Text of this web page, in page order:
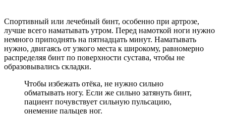
Спортивный или лечебный бинт, особенно при артрозе,
лучше всего наматывать утром. Перед намоткой ноги нужно
немного приподнять на пятнадцать минут. Наматывать
нужно, двигаясь от узкого места к широкому, равномерно
распределяя бинт по поверхности сустава, чтобы не
образовывались складки.
Чтобы избежать отёка, не нужно сильно
обматывать ногу. Если же сильно затянуть бинт,
пациент почувствует сильную пульсацию,
онемение пальцев ног.